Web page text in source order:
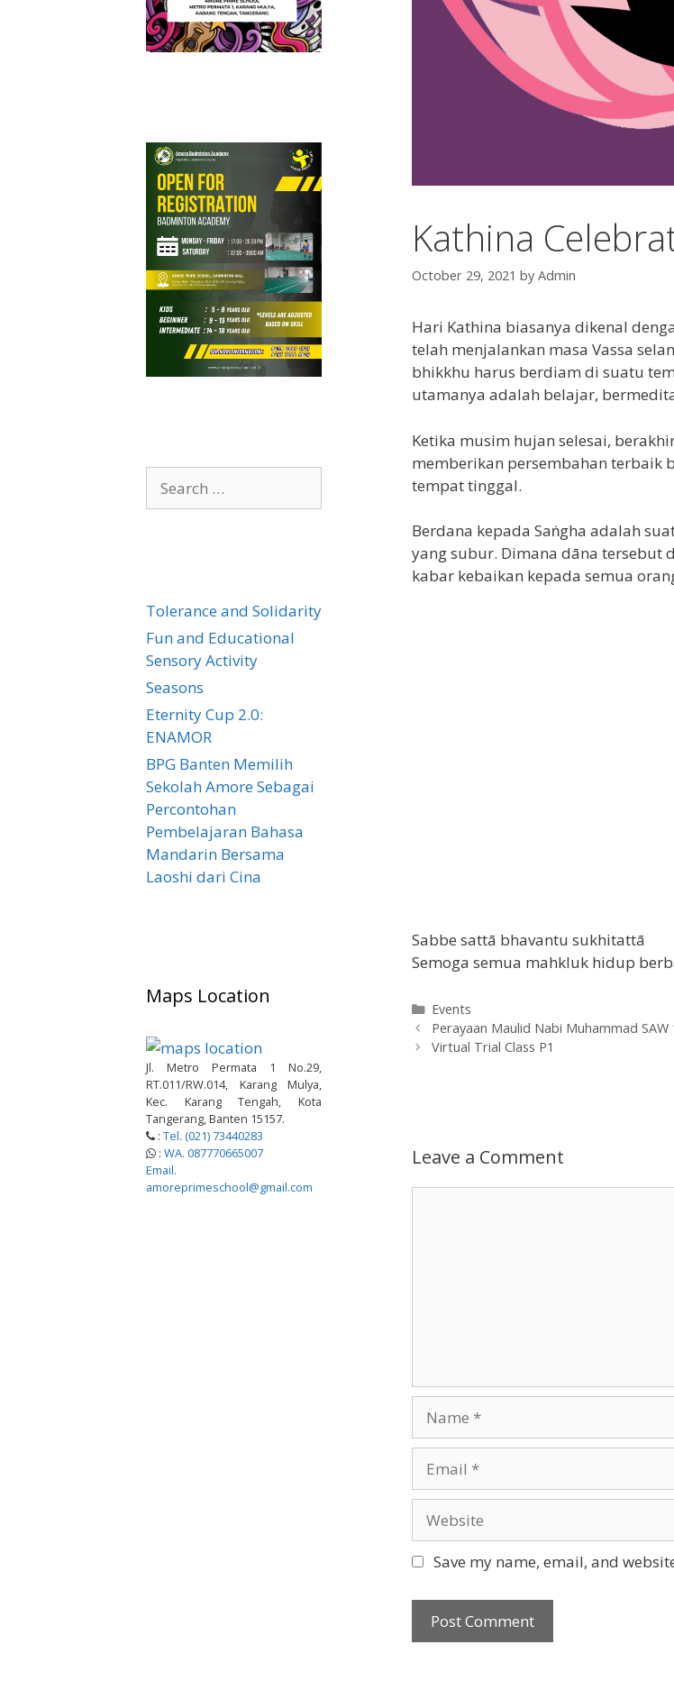
Kathina
October 29, 2021 by Admin
Hari Kathina biasanya dikenal
telah menjalankan masa Vassa
bhikkhu harus berdiam di suatu
utamanya adalah belajar,
Ketika musim hujan selesai,
memberikan persembahan terbaik
tempat tinggal.
Berdana kepada Saṅgha adalah
yang subur. Dimana dāna
kabar kebaikan kepada semua
Sabbe sattā bhavantu sukhitattā
Semoga semua mahkluk hidup
Categories
Events
Post
navigation
Perayaan Maulid Nabi Muhammad SAW
Virtual Trial Class P1
Leave a Comment
Save my name, email, and
for:
Tolerance and Solidarity
Fun and Educational
Sensory Activity
Seasons
Eternity Cup 2.0:
ENAMOR
BPG Banten Memilih
Sekolah Amore Sebagai
Percontohan
Pembelajaran Bahasa
Mandarin Bersama
Laoshi dari Cina
Maps Location
Jl. Metro Permata 1 No.29,
RT.011/RW.014, Karang Mulya,
Kec. Karang Tengah, Kota
Tangerang, Banten 15157.
: Tel. (021) 73440283
: WA. 087770665007
Email.
amoreprimeschool@gmail.com